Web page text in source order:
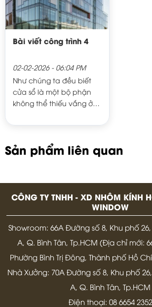
Bài viết công trình 4
02-02-2026 - 06:04 PM
Như chúng ta đều biết
cửa sổ là một bộ phận
không thể thiếu vắng ở
nhất là trong vùng khí
như ở nước ta. Cụ thể
ngăn tiếng ồn và chống
trộm. Tất nhiên, về mặt
mỹ quan, cửa sổ làm cho
xinh nếu như được bố trí
hợp lý.
Sản phẩm liên quan
CÔNG TY TNHH - XD NHÔM KÍNH
WINDOW
Showroom: 66A Đường số 8, Khu phố 26,
A, Q. Bình Tân, Tp.HCM (Địa chỉ mới:
Phường Bình Trị Đông, Thành phố Hồ
Nhà Xưởng: 70A Đường số 8, Khu phố
A, Q. Bình Tân, Tp.HCM
Điện thoại: 08 6654 2352